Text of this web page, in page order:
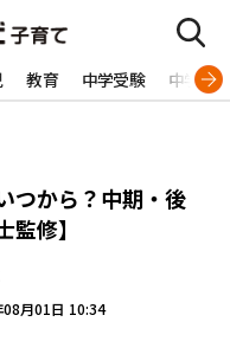
教育 中学受験 中学生
つから？中期・後
修】
08月01日 10:34